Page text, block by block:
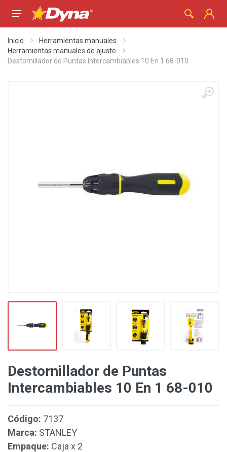
Inicio
Herramientas manuales
Herramientas manuales de ajuste
Destornillador de Puntas Intercambiables 10 En 1 68-010
Destornillador de Puntas
Intercambiables 10 En 1 68-010
Código: 7137
Marca: STANLEY
Empaque: Caja x 2